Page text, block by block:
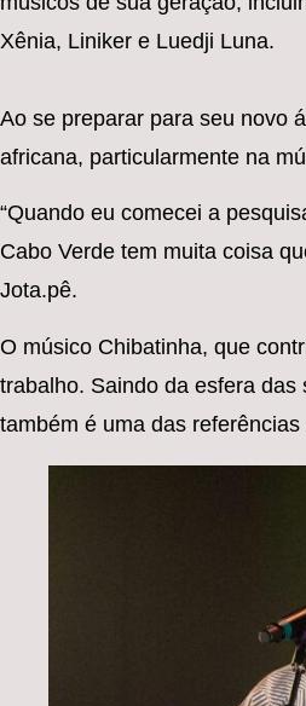
Xênia, Liniker e Luedji Luna.
Ao se preparar para seu novo
africana, particularmente na
“Quando eu comecei a
Cabo Verde tem muita coisa
Jota.pê.
O músico Chibatinha, que
trabalho. Saindo da esfera
também é uma das